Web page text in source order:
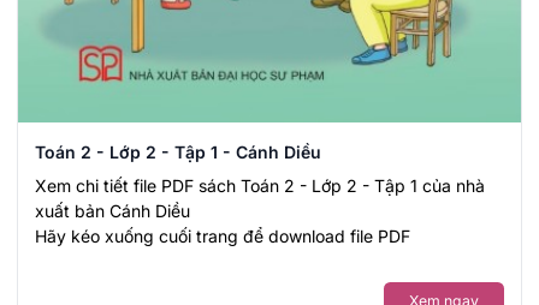
Toán 2 - Lớp 2 - Tập 1 - Cánh Diều
Xem chi tiết file PDF sách Toán 2 - Lớp 2 - Tập 1 của nhà
xuất bản Cánh Diều
Hãy kéo xuống cuối trang để download file PDF
Xem ngay